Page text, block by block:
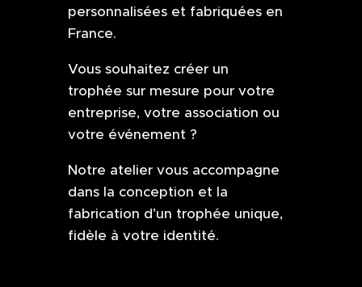
personnalisées et fabriquées en
France.
Vous souhaitez créer un
trophée sur mesure pour votre
entreprise, votre association ou
votre événement ?
Notre atelier vous accompagne
dans la conception et la
fabrication d’un trophée unique,
fidèle à votre identité.